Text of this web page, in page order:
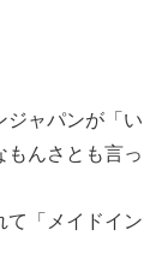
ジャパンが「い
んさとも言っ
て「メイドイン